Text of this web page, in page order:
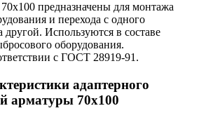
предназначены для монтажа
и перехода с одного
другой. Используются в составе
оборудования.
с ГОСТ 28919-91.
адаптерного
арматуры 70x100